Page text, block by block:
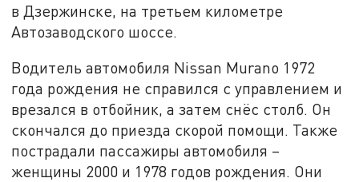
в Дзержинске, на третьем километре
Автозаводского шоссе.
Водитель автомобиля Nissan Murano 1972
года рождения не справился с управлением и
врезался в отбойник, а затем снёс столб. Он
скончался до приезда скорой помощи. Также
пострадали пассажиры автомобиля –
женщины 2000 и 1978 годов рождения. Они